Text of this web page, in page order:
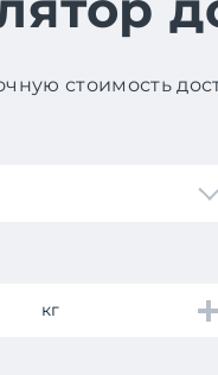
стоимость
кг